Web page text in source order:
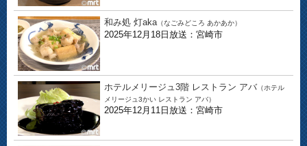
和み処 灯aka（なごみどころ あかあか）
2025年12月18日放送：宮崎市
ホテルメリージュ3階 レストラン アバ （ホテル
メリージュ3かい レストラン アバ）
2025年12月11日放送：宮崎市